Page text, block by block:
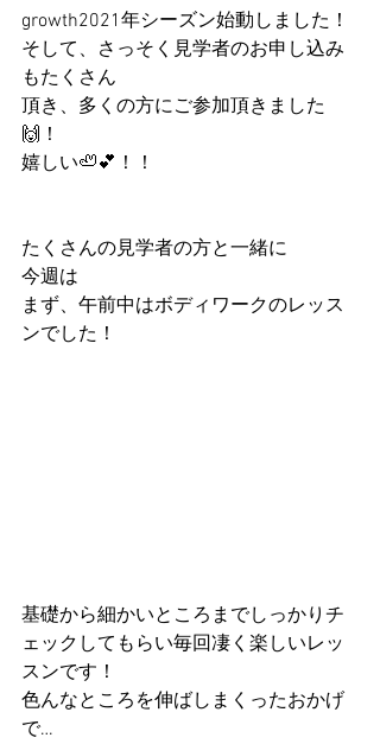
growth2021年シーズン始動しました！
そして、さっそく見学者のお申し込み
もたくさん
頂き、多くの方にご参加頂きました
🙌！
嬉しい🦥💕！！
たくさんの見学者の方と一緒に
今週は
まず、午前中はボディワークのレッス
ンでした！
基礎から細かいところまでしっかりチ
ェックしてもらい毎回凄く楽しいレッ
スンです！
色んなところを伸ばしまくったおかげ
で…